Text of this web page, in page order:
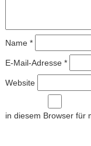
Name *
E-Mail-Adresse *
Website
in diesem Browser für